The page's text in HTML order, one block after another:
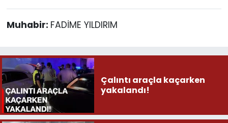
Muhabir: FADİME YILDIRIM
Çalıntı araçla kaçarken
yakalandı!